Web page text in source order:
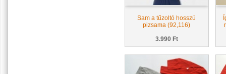
Sam a tűzoltó hosszú
pizsama (92,116)
3.990 Ft